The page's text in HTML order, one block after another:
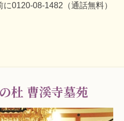
0120-08-1482（通話無料）
杜 曹溪寺墓苑